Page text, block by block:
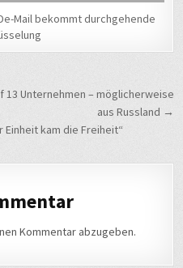
Mail bekommt durchgehende
13 Unternehmen – möglicherweise
aus Russland →
kam die Freiheit“
Kommentar abzugeben.